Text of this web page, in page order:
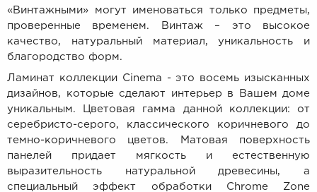
«Винтажными» могут именоваться только предметы,
проверенные временем. Винтаж – это высокое
качество, натуральный материал, уникальность и
благородство форм.
Ламинат коллекции Cinema - это восемь изысканных
дизайнов, которые сделают интерьер в Вашем доме
уникальным. Цветовая гамма данной коллекции: от
серебристо-серого, классического коричневого до
темно-коричневого цветов. Матовая поверхность
панелей придает мягкость и естественную
выразительность натуральной древесины, а
специальный эффект обработки Chrome Zone